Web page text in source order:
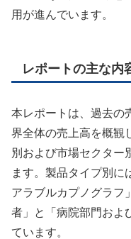
用が進んでいます。
レポートの主な内
本レポートは、過去の
界全体の売上高を概観
別および市場セクター
ます。製品タイプ別に
アラブルカプノグラフ
者」と「病院部門およ
ています。